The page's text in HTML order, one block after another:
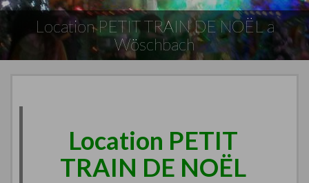
Location PETIT TRAIN DE NOËL a
Wöschbach
Location PETIT
TRAIN DE NOËL